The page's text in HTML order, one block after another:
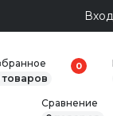
товаров
0
Сравнение